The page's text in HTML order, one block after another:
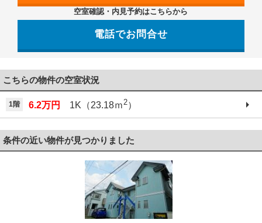
空室確認・内見予約はこちらから
電話でお問合せ
こちらの物件の空室状況
1階 6.2万円 1K（23.18ｍ2）
条件の近い物件が見つかりました